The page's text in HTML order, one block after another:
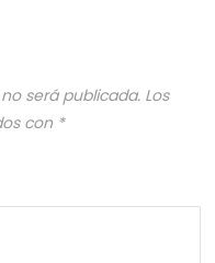
será publicada. Los
con *